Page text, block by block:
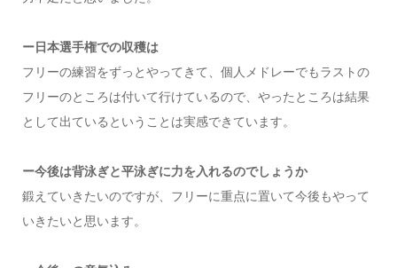
ー日本選手権での収穫は
フリーの練習をずっとやってきて、個人メドレーでもラストの
フリーのところは付いて行けているので、やったところは結果
として出ているということは実感できています。
ー今後は背泳ぎと平泳ぎに力を入れるのでしょうか
鍛えていきたいのですが、フリーに重点に置いて今後もやって
いきたいと思います。